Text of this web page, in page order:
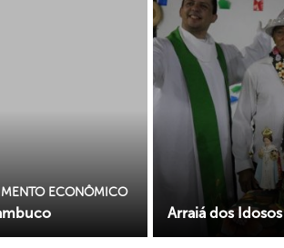
ECONÔMICO
Arraiá dos Idosos